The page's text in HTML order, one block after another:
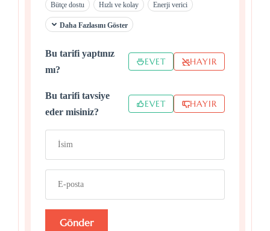
Bütçe dostu Hızlı ve kolay Enerji verici
Daha Fazlasını Göster
Bu tarifi yaptınız
mı?
EVET HAYIR
Bu tarifi tavsiye
eder misiniz?
EVET HAYIR